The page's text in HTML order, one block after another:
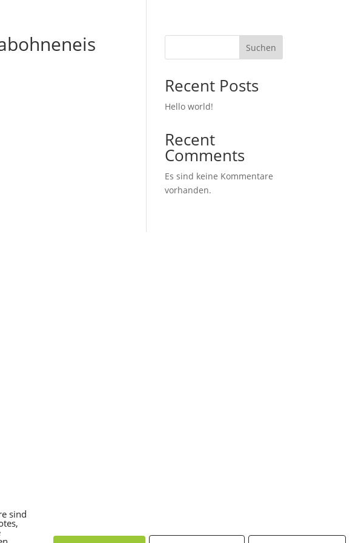
Suchen
Recent Posts
Hello world!
Recent
Comments
Es sind keine Kommentare
vorhanden.
sind